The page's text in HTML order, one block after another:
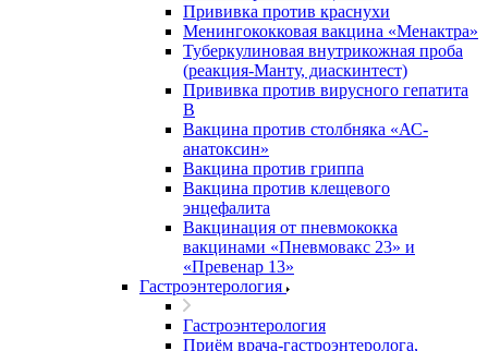
Прививка против краснухи
Менингококковая вакцина «Менактра»
Туберкулиновая внутрикожная проба
(реакция-Манту, диаскинтест)
Прививка против вирусного гепатита
В
Вакцина против столбняка «АС-
анатоксин»
Вакцина против гриппа
Вакцина против клещевого
энцефалита
Вакцинация от пневмококка
вакцинами «Пневмовакс 23» и
«Превенар 13»
Гастроэнтерология
Гастроэнтерология
Приём врача-гастроэнтеролога,